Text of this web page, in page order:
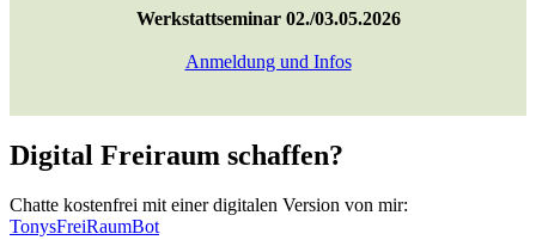
Werkstattseminar 02./03.05.2026
Anmeldung und Infos
Digital Freiraum schaffen?
Chatte kostenfrei mit einer digitalen Version von mir:
TonysFreiRaumBot